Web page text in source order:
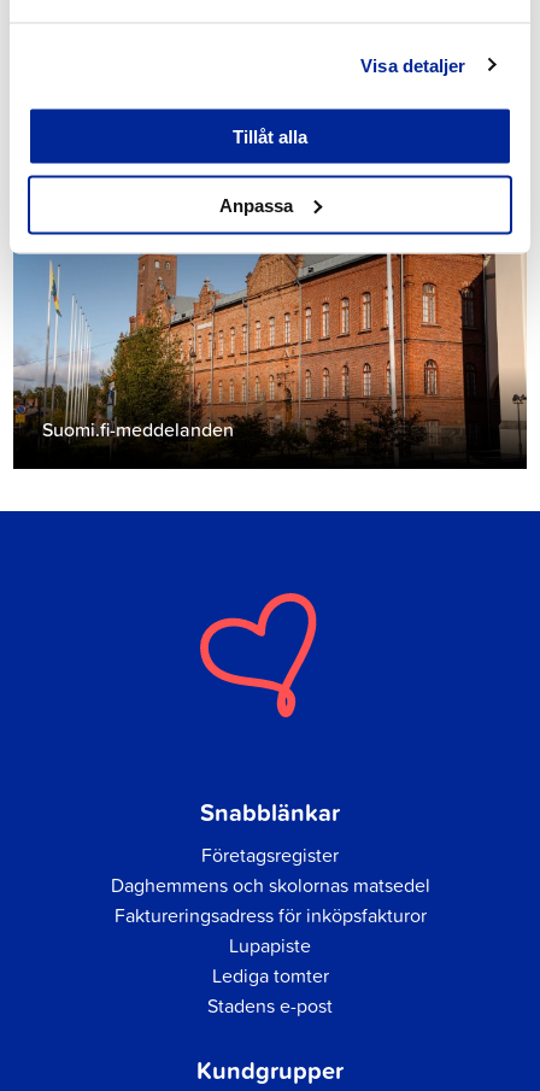
Visa detaljer
Tillåt alla
Anpassa
Kommunikationskanaler
Suomi.fi-meddelanden
Snabblänkar
Företagsregister
Daghemmens och skolornas matsedel
Faktureringsadress för inköpsfakturor
Lupapiste
Lediga tomter
Stadens e-post
Kundgrupper